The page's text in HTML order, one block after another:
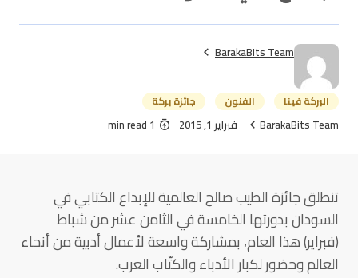
BarakaBits Team
البركة فينا الفنون جائزة بركة
BarakaBits Team فبراير 1, 2015 1 min read
تنطلق جائزة الطيب صالح العالمية للإبداع الكتابي في
السودان بدورتها الخامسة في الثامن عشر من شباط
(فبراير) هذا العام، بمشاركة واسعة لأعمال أدبية من أنحاء
العالم وحضور لكبار الأدباء والكتّاب العرب.